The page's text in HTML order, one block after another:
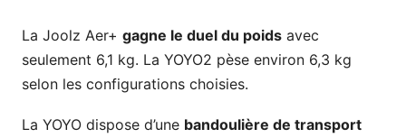
La Joolz Aer+ gagne le duel du poids avec
seulement 6,1 kg. La YOYO2 pèse environ 6,3 kg
selon les configurations choisies.
La YOYO dispose d’une bandoulière de transport